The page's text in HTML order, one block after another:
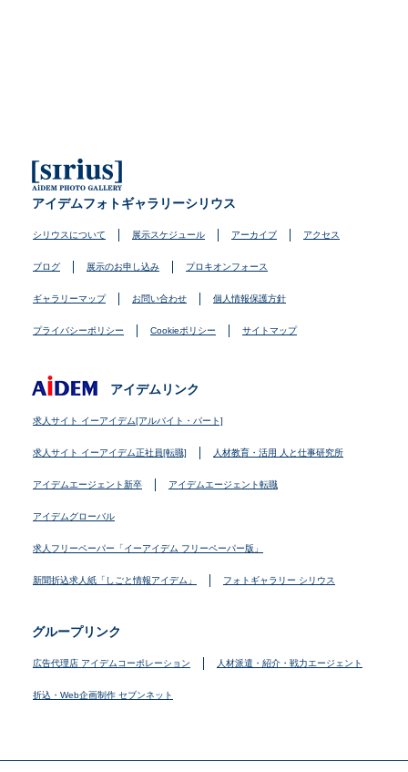
アイデムフォトギャラリーシリウス
シリウスについて 展示スケジュール アーカイブ アクセス
ブログ 展示のお申し込み プロキオンフォース
ギャラリーマップ お問い合わせ 個人情報保護方針
プライバシーポリシー Cookieポリシー サイトマップ
アイデムリンク
求人サイト イーアイデム[アルバイト・パート]
求人サイト イーアイデム正社員[転職] 人材教育・活用 人と仕事研究所
アイデムエージェント新卒 アイデムエージェント転職
アイデムグローバル
求人フリーペーパー「イーアイデム フリーペーパー版」
新聞折込求人紙「しごと情報アイデム」 フォトギャラリー シリウス
グループリンク
広告代理店 アイデムコーポレーション 人材派遣・紹介・戦力エージェント
折込・Web企画制作 セブンネット